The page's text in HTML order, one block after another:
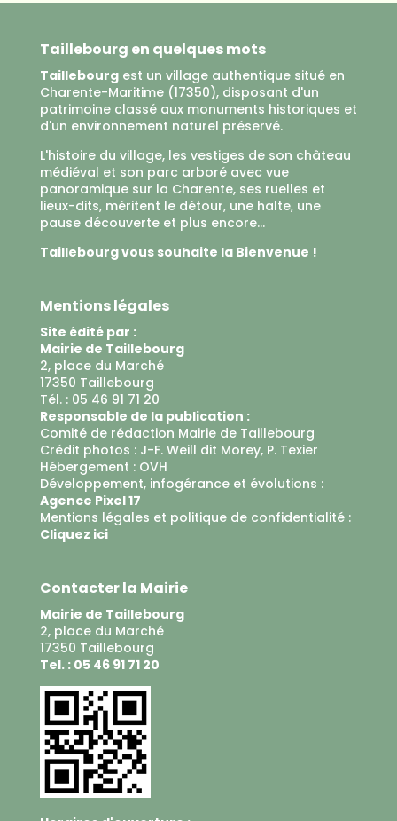
Taillebourg en quelques mots
Taillebourgest un village authentique situé en
Charente-Maritime (17350), disposant d'un
patrimoine classé aux monuments historiques et
d'un environnement naturel préservé.
L'histoire du village, les vestiges de son château
médiéval et son parc arboré avec vue
panoramique sur la Charente, ses ruelles et
lieux-dits, méritent le détour, une halte, une
pause découverte et plus encore...
Taillebourg vous souhaite la Bienvenue !
Mentions légales
Site édité par :
Mairie de Taillebourg
2, place du Marché
17350 Taillebourg
Tél. : 05 46 91 71 20
Responsable de la publication :
Comité de rédaction Mairie de Taillebourg
Crédit photos : J-F. Weill dit Morey, P. Texier
Hébergement : OVH
Développement, infogérance et évolutions :
Agence Pixel 17
Mentions légales et politique de confidentialité :
Cliquez ici
Contacter la Mairie
Mairie de Taillebourg
2, place du Marché
17350 Taillebourg
Tel. : 05 46 91 71 20